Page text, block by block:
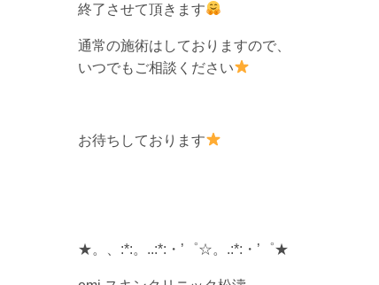
終了させて頂きます
通常の施術はしておりますので、
いつでもご相談ください
お待ちしております
★。、:*:。..:*:・’゜☆。.:*:・’゜★